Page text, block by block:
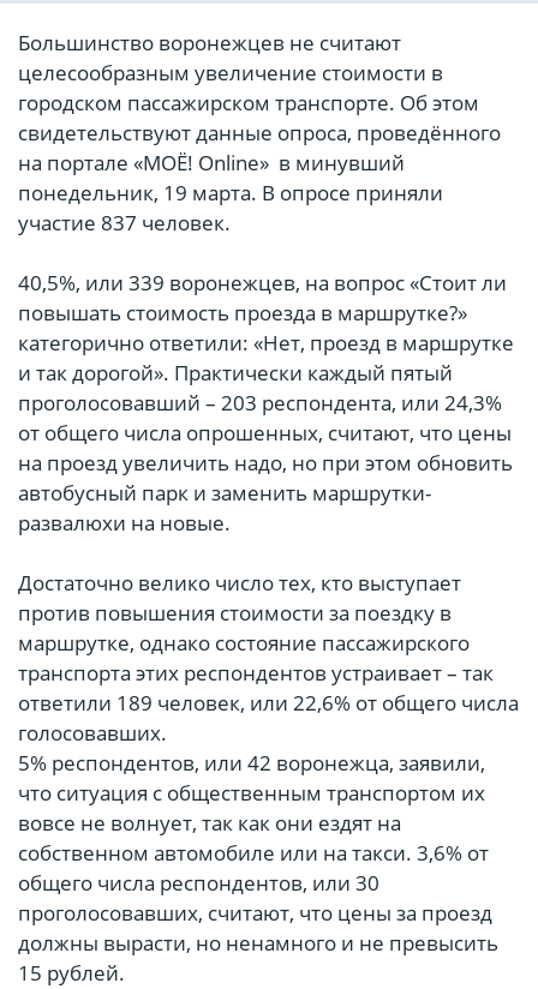
Большинство воронежцев не считают
целесообразным увеличение стоимости в
городском пассажирском транспорте. Об этом
свидетельствуют данные опроса, проведённого
на портале «МОЁ! Online» в минувший
понедельник, 19 марта. В опросе приняли
участие 837 человек.
40,5%, или 339 воронежцев, на вопрос «Стоит ли
повышать стоимость проезда в маршрутке?»
категорично ответили: «Нет, проезд в маршрутке
и так дорогой». Практически каждый пятый
проголосовавший – 203 респондента, или 24,3%
от общего числа опрошенных, считают, что цены
на проезд увеличить надо, но при этом обновить
автобусный парк и заменить маршрутки-
развалюхи на новые.
Достаточно велико число тех, кто выступает
против повышения стоимости за поездку в
маршрутке, однако состояние пассажирского
транспорта этих респондентов устраивает – так
ответили 189 человек, или 22,6% от общего числа
голосовавших.
5% респондентов, или 42 воронежца, заявили,
что ситуация с общественным транспортом их
вовсе не волнует, так как они ездят на
собственном автомобиле или на такси. 3,6% от
общего числа респондентов, или 30
проголосовавших, считают, что цены за проезд
должны вырасти, но ненамного и не превысить
15 рублей.